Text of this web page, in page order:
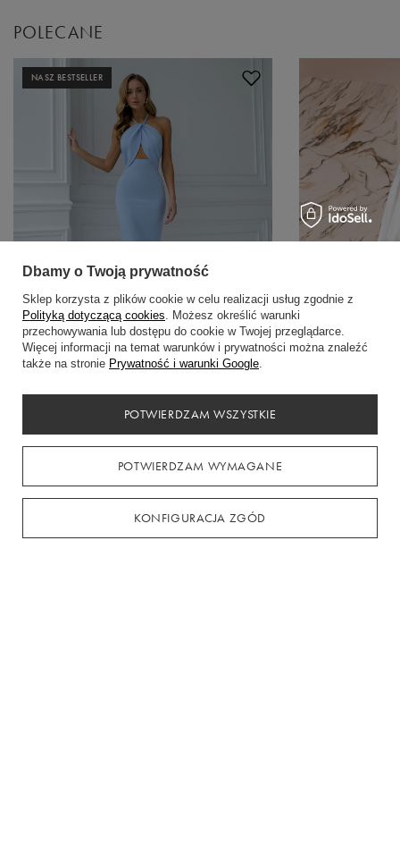
POLECANE
NASZ BESTSELLER
Sukienka midi z odkrytymi plecami w kolorze
439,00 zł
399,00 zł
Dbamy o Twoją prywatność
Sklep korzysta z plików cookie w celu realizacji usług zgodnie z
Polityką dotyczącą cookies. Możesz określić warunki
przechowywania lub dostępu do cookie w Twojej przeglądarce.
Więcej informacji na temat warunków i prywatności można znaleźć
także na stronie Prywatność i warunki Google.
POTWIERDZAM WYMAGANE
KONFIGURACJA ZGÓD
POTWIERDZAM WSZYSTKIE